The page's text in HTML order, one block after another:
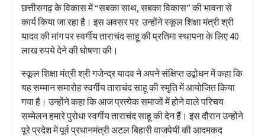
छत्तीसगढ़ के विकास में “सबका साथ, सबका विकास” की भावना से
कार्य किया जा रहा है। इस अवसर पर उन्होंने स्कूल शिक्षा मंत्री श्री
यादव की मांग पर स्वर्गीय ताराचंद साहू की प्रतिमा स्थापना के लिए 40
लाख रुपये देने की घोषणा की।
स्कूल शिक्षा मंत्री श्री गजेन्द्र यादव ने अपने संक्षिप्त उद्बोधन में कहा कि
यह सम्मान समारोह स्वर्गीय ताराचंद साहू की स्मृति में आयोजित किया
गया है। उन्होंने कहा कि आज प्रत्येक समाजों में होने वाले परिचय
सम्मेलन हमारे पुरोधा स्वर्गीय ताराचंद साहू की देन हैं। इस दौरान उन्होंने
पूरे प्रदेश में पूर्व प्रधानमंत्री अटल बिहारी वाजपेयी की आदमकद